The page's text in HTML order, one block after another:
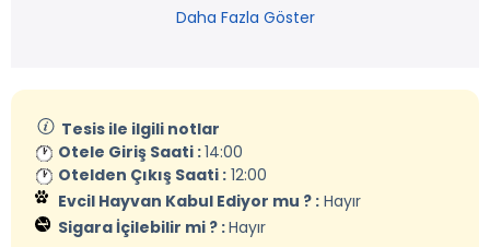
Daha Fazla Göster
Tesis ile ilgili notlar
Otele Giriş Saati :14:00
Otelden Çıkış Saati : 12:00
Evcil Hayvan Kabul Ediyor mu ? : Hayır
Sigara İçilebilir mi ? :Hayır